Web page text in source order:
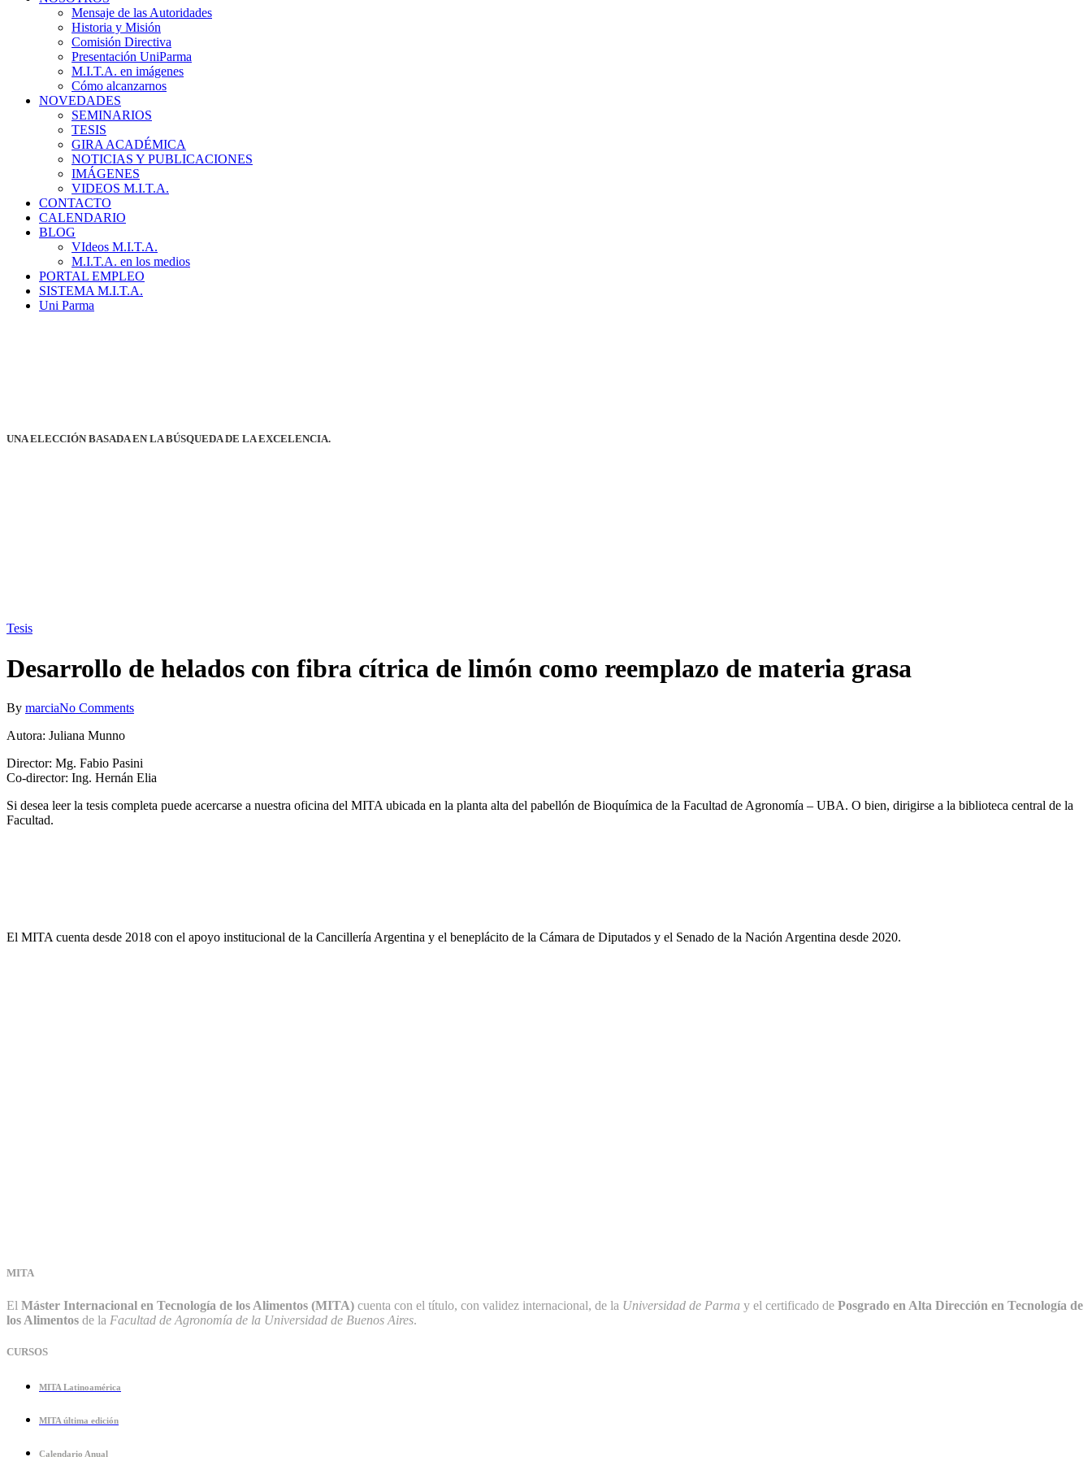
Mensaje de las Autoridades
Historia y Misión
Comisión Directiva
Presentación UniParma
M.I.T.A. en imágenes
Cómo alcanzarnos
NOVEDADES
SEMINARIOS
TESIS
GIRA ACADÉMICA
NOTICIAS Y PUBLICACIONES
IMÁGENES
VIDEOS M.I.T.A.
CONTACTO
CALENDARIO
BLOG
VIdeos M.I.T.A.
M.I.T.A. en los medios
PORTAL EMPLEO
SISTEMA M.I.T.A.
Uni Parma
UNA ELECCIÓN BASADA EN LA BÚSQUEDA DE LA EXCELENCIA.
Tesis
Desarrollo de helados con fibra cítrica de limón como reemplazo de materia grasa
By marciaNo Comments
Autora: Juliana Munno
Director: Mg. Fabio Pasini
Co-director: Ing. Hernán Elia
Si desea leer la tesis completa puede acercarse a nuestra oficina del MITA ubicada en la planta alta del pabellón de Bioquímica de la Facultad de Agronomía – UBA. O bien, dirigirse a la biblioteca central de la
Facultad.
El MITA cuenta desde 2018 con el apoyo institucional de la Cancillería Argentina y el beneplácito de la Cámara de Diputados y el Senado de la Nación Argentina desde 2020.
MITA
El Máster Internacional en Tecnología de los Alimentos (MITA) cuenta con el título, con validez internacional, de la Universidad de Parma y el certificado de Posgrado en Alta Dirección en Tecnología de
los Alimentos de la Facultad de Agronomía de la Universidad de Buenos Aires.
CURSOS
MITA Latinoamérica
MITA última edición
Calendario Anual